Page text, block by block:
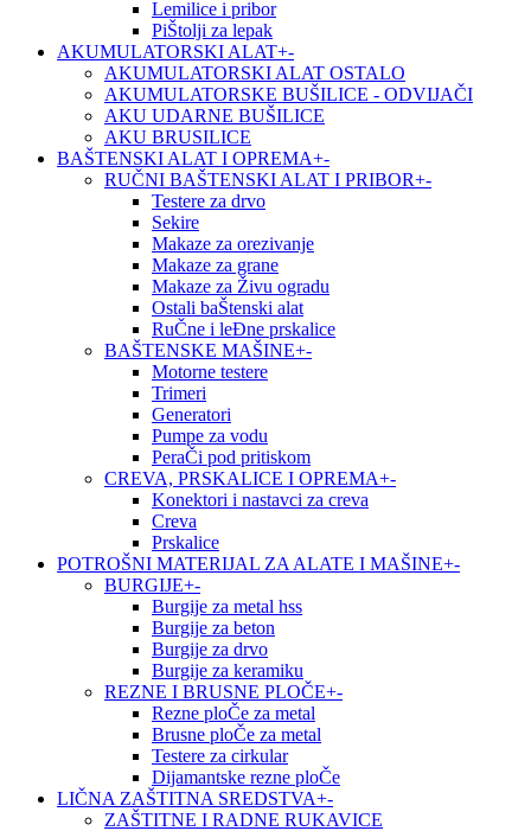
Lemilice i pribor
PiŠtolji za lepak
AKUMULATORSKI ALAT+-
AKUMULATORSKI ALAT OSTALO
AKUMULATORSKE BUŠILICE - ODVIJAČI
AKU UDARNE BUŠILICE
AKU BRUSILICE
BAŠTENSKI ALAT I OPREMA+-
RUČNI BAŠTENSKI ALAT I PRIBOR+-
Testere za drvo
Sekire
Makaze za orezivanje
Makaze za grane
Makaze za Živu ogradu
Ostali baŠtenski alat
RuČne i leĐne prskalice
BAŠTENSKE MAŠINE+-
Motorne testere
Trimeri
Generatori
Pumpe za vodu
PeraČi pod pritiskom
CREVA, PRSKALICE I OPREMA+-
Konektori i nastavci za creva
Creva
Prskalice
POTROŠNI MATERIJAL ZA ALATE I MAŠINE+-
BURGIJE+-
Burgije za metal hss
Burgije za beton
Burgije za drvo
Burgije za keramiku
REZNE I BRUSNE PLOČE+-
Rezne ploČe za metal
Brusne ploČe za metal
Testere za cirkular
Dijamantske rezne ploČe
LIČNA ZAŠTITNA SREDSTVA+-
ZAŠTITNE I RADNE RUKAVICE